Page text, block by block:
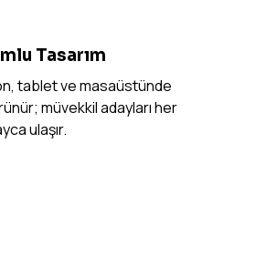
Tasarım
tablet ve masaüstünde
müvekkil adayları her
ulaşır.